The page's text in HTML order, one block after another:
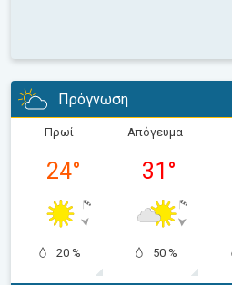
Πρόγνωση
Πρωί
24°
20 %
Απόγευμα
31 °
50 %